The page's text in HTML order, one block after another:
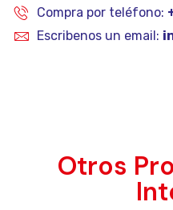
Compra por teléfono:
Escribenos un email:
Otros